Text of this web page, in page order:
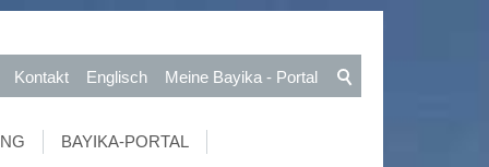
Kontakt Englisch Meine Bayika - Portal
BAYIKA-PORTAL